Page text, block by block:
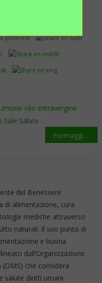
olio extravergine
Sale Salute
Formaggi fusi a fette??? Help!!!!
del Benessere
di alimentazione, cura
mediche attraverso
naturali. Il suo punto di
e buona
dall’Organizzazione
che considera
salute diritti umani